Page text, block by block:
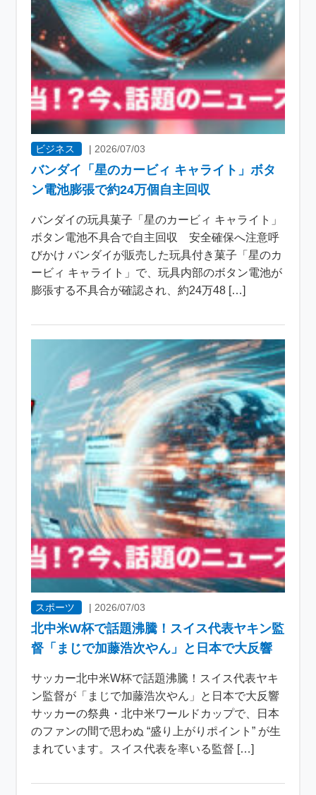
ビジネス | 2026/07/03
バンダイ「星のカービィ キャライト」ボタ
ン電池膨張で約24万個自主回収
バンダイの玩具菓子「星のカービィ キャライト」
ボタン電池不具合で自主回収 安全確保へ注意呼
びかけ バンダイが販売した玩具付き菓子「星のカ
ービィ キャライト」で、玩具内部のボタン電池が
膨張する不具合が確認され、約24万48 […]
スポーツ | 2026/07/03
北中米W杯で話題沸騰！スイス代表ヤキン監
督「まじで加藤浩次やん」と日本で大反響
サッカー北中米W杯で話題沸騰！スイス代表ヤキ
ン監督が「まじで加藤浩次やん」と日本で大反響
サッカーの祭典・北中米ワールドカップで、日本
のファンの間で思わぬ “盛り上がりポイント” が生
まれています。スイス代表を率いる監督 […]